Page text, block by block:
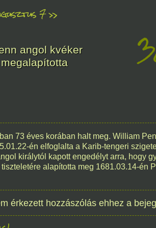
7»
466 éve
201éve
hozzá!
1825. 08. 07.
150éve
angol kvéker
73 éves korában halt meg. William
én elfoglalta a Karib-tengeri
királytól kapott engedélyt arra, hogy
alapította meg 1681.03.14-én
érkezett hozzászólás ehhez a